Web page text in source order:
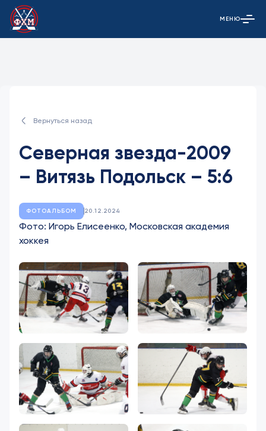
Открыть
МЕНЮ
Вернуться назад
Северная звезда-2009
– Витязь Подольск – 5:6
ФОТОАЛЬБОМ 20.12.2024
Фото: Игорь Елисеенко, Московская академия
хоккея